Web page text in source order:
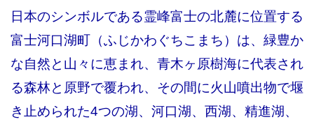
日本のシンボルである霊峰富士の北麓に位置する
富士河口湖町（ふじかわぐちこまち）は、緑豊か
な自然と山々に恵まれ、青木ヶ原樹海に代表され
る森林と原野で覆われ、その間に火山噴出物で堰
き止められた4つの湖、河口湖、西湖、精進湖、